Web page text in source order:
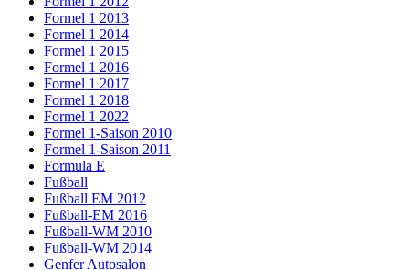
Formel 1 2013
Formel 1 2014
Formel 1 2015
Formel 1 2016
Formel 1 2017
Formel 1 2018
Formel 1 2022
Formel 1-Saison 2010
Formel 1-Saison 2011
Formula E
Fußball
Fußball EM 2012
Fußball-EM 2016
Fußball-WM 2010
Fußball-WM 2014
Genfer Autosalon